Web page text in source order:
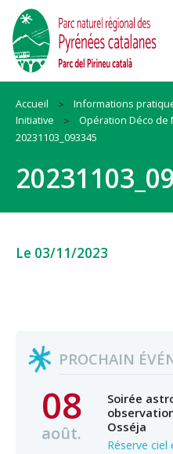
Accueil Informations
Initiative
Opération Déco de
20231103_093345
Le 03/11/2023
PROCHAIN
08
août.
Soirée
Osséja
Réserve ciel